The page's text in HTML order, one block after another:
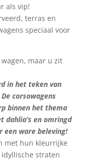
als vip!
terras en
speciaal voor
maar u zit
in het teken van
corsowagens
binnen het thema
dahlia’s en omringd
een ware beleving!
met hun kleurrijke
straten